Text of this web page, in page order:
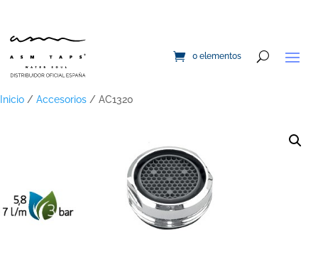
0 elementos
Inicio / Accesorios / AC1320